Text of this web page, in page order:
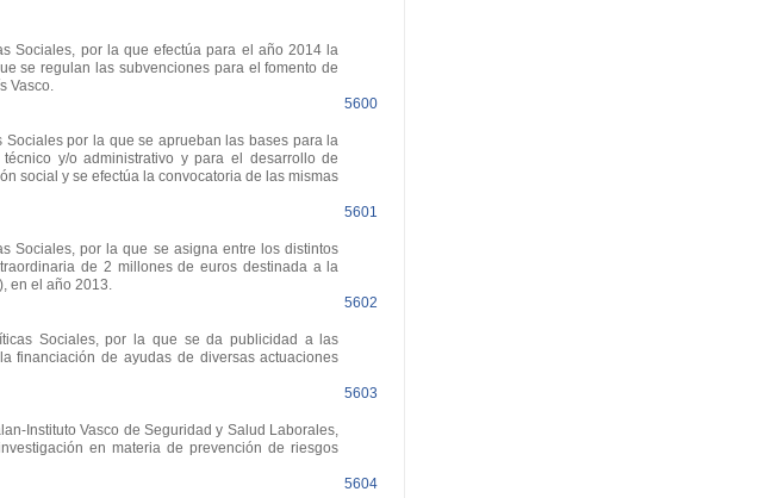
Sociales, por la que efectúa para el año 2014 la
se regulan las subvenciones para el fomento de
Vasco.
5600
por la que se aprueban las bases para la
y/o administrativo y para el desarrollo de
social y se efectúa la convocatoria de las mismas
5601
Sociales, por la que se asigna entre los distintos
de 2 millones de euros destinada a la
en el año 2013.
5602
Sociales, por la que se da publicidad a las
financiación de ayudas de diversas actuaciones
5603
Instituto Vasco de Seguridad y Salud Laborales,
en materia de prevención de riesgos
5604